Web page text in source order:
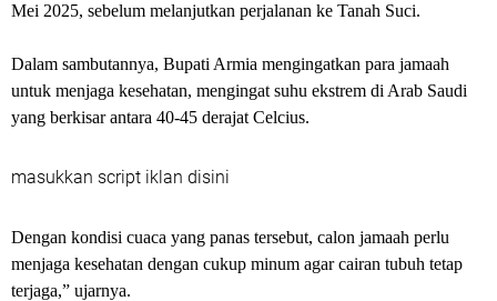
Mei 2025, sebelum melanjutkan perjalanan ke Tanah Suci.
Dalam sambutannya, Bupati Armia mengingatkan para jamaah
untuk menjaga kesehatan, mengingat suhu ekstrem di Arab Saudi
yang berkisar antara 40-45 derajat Celcius.
masukkan script iklan disini
Dengan kondisi cuaca yang panas tersebut, calon jamaah perlu
menjaga kesehatan dengan cukup minum agar cairan tubuh tetap
terjaga,” ujarnya.